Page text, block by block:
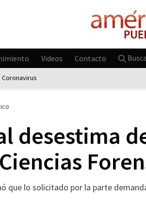
Videos Contacto
Coronavirus
desestima
que lo solicitado por la parte